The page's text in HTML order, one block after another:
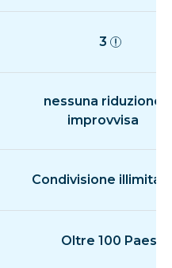
3
nessuna riduzione
improvvisa
Condivisione
Oltre 100 Paesi